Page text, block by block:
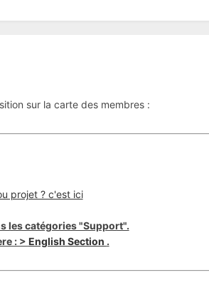
sur la carte des membres :
projet ? c'est ici
les catégories "Support".
: > English Section .